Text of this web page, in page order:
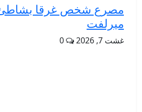
مصرع شخص غرقا بشاطئ
ميرلفت
غشت 7, 2026 0